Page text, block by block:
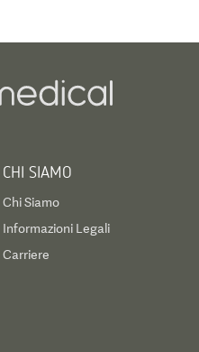
CHI SIAMO
Chi Siamo
Informazioni Legali
Carriere